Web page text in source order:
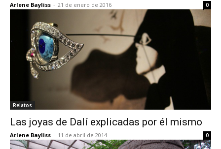
Arlene Bayliss - 21 de enero de 2016 0
Relatos
Las joyas de Dalí explicadas por él mismo
Arlene Bayliss - 11 de abril de 2014 0